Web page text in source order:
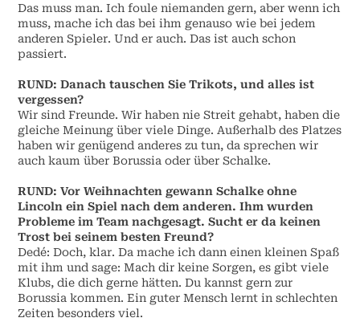
Das muss man. Ich foule niemanden gern, aber wenn ich
muss, mache ich das bei ihm genauso wie bei jedem
anderen Spieler. Und er auch. Das ist auch schon
passiert.
RUND:Danach tauschen Sie Trikots, und alles ist
vergessen?
Wir sind Freunde. Wir haben nie Streit gehabt, haben die
gleiche Meinung über viele Dinge. Außerhalb des Platzes
haben wir genügend anderes zu tun, da sprechen wir
auch kaum über Borussia oder über Schalke.
RUND:Vor Weihnachten gewann Schalke ohne
Lincoln ein Spiel nach dem anderen. Ihm wurden
Probleme im Team nachgesagt. Sucht er da keinen
Trost bei seinem besten Freund?
Dedé: Doch, klar. Da mache ich dann einen kleinen Spaß
mit ihm und sage: Mach dir keine Sorgen, es gibt viele
Klubs, die dich gerne hätten. Du kannst gern zur
Borussia kommen. Ein guter Mensch lernt in schlechten
Zeiten besonders viel.